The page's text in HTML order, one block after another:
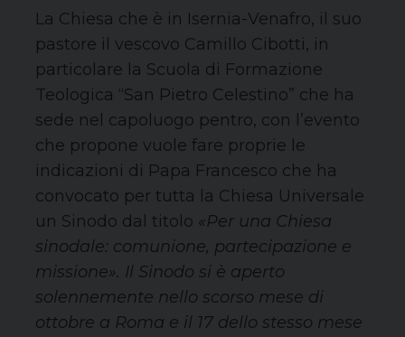
La Chiesa che è in Isernia-Venafro, il suo
pastore il vescovo Camillo Cibotti, in
particolare la Scuola di Formazione
Teologica “San Pietro Celestino” che ha
sede nel capoluogo pentro, con l’evento
che propone vuole fare proprie le
indicazioni di Papa Francesco che ha
convocato per tutta la Chiesa Universale
un Sinodo dal titolo «Per una Chiesa
sinodale: comunione, partecipazione e
missione». Il Sinodo si è aperto
solennemente nello scorso mese di
ottobre a Roma e il 17 dello stesso mese